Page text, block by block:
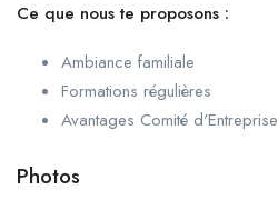
Ce que nous te proposons :
Ambiance familiale
Formations régulières
Avantages Comité d'Entreprise
Photos